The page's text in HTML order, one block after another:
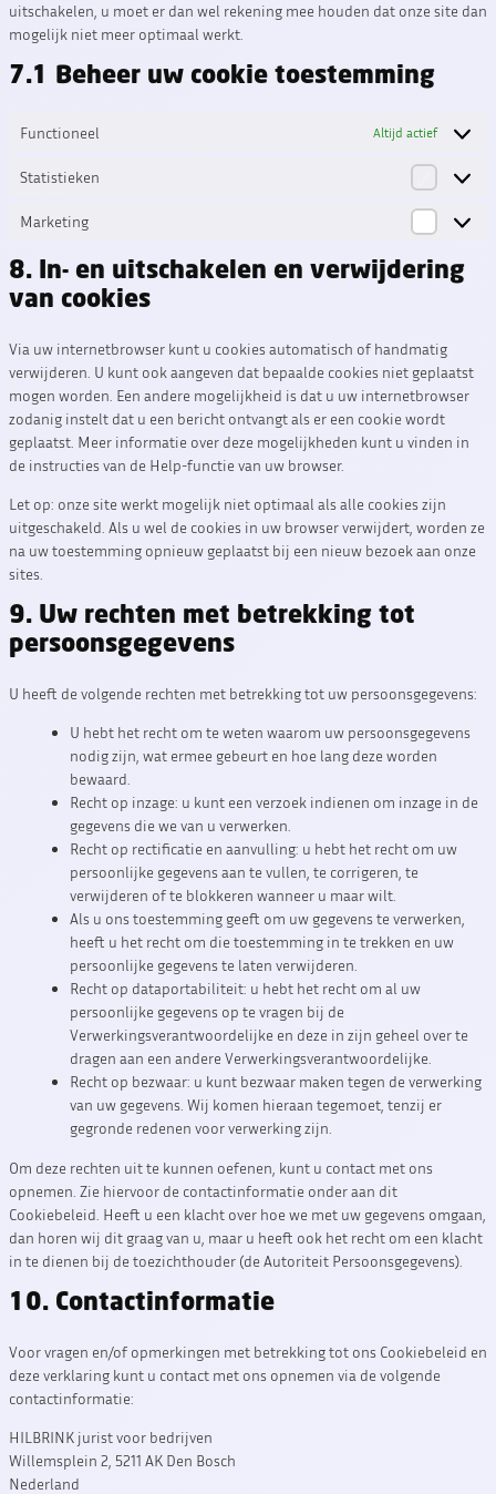
uitschakelen, u moet er dan wel rekening mee houden dat onze site dan
mogelijk niet meer optimaal werkt.
7.1 Beheer uw cookie toestemming
Functioneel Altijd actief
Statistieken
Marketing
8. In- en uitschakelen en verwijdering
van cookies
Via uw internetbrowser kunt u cookies automatisch of handmatig
verwijderen. U kunt ook aangeven dat bepaalde cookies niet geplaatst
mogen worden. Een andere mogelijkheid is dat u uw internetbrowser
zodanig instelt dat u een bericht ontvangt als er een cookie wordt
geplaatst. Meer informatie over deze mogelijkheden kunt u vinden in
de instructies van de Help-functie van uw browser.
Let op: onze site werkt mogelijk niet optimaal als alle cookies zijn
uitgeschakeld. Als u wel de cookies in uw browser verwijdert, worden ze
na uw toestemming opnieuw geplaatst bij een nieuw bezoek aan onze
sites.
9. Uw rechten met betrekking tot
persoonsgegevens
U heeft de volgende rechten met betrekking tot uw persoonsgegevens:
U hebt het recht om te weten waarom uw persoonsgegevens
nodig zijn, wat ermee gebeurt en hoe lang deze worden
bewaard.
Recht op inzage: u kunt een verzoek indienen om inzage in de
gegevens die we van u verwerken.
Recht op rectificatie en aanvulling: u hebt het recht om uw
persoonlijke gegevens aan te vullen, te corrigeren, te
verwijderen of te blokkeren wanneer u maar wilt.
Als u ons toestemming geeft om uw gegevens te verwerken,
heeft u het recht om die toestemming in te trekken en uw
persoonlijke gegevens te laten verwijderen.
Recht op dataportabiliteit: u hebt het recht om al uw
persoonlijke gegevens op te vragen bij de
Verwerkingsverantwoordelijke en deze in zijn geheel over te
dragen aan een andere Verwerkingsverantwoordelijke.
Recht op bezwaar: u kunt bezwaar maken tegen de verwerking
van uw gegevens. Wij komen hieraan tegemoet, tenzij er
gegronde redenen voor verwerking zijn.
Om deze rechten uit te kunnen oefenen, kunt u contact met ons
opnemen. Zie hiervoor de contactinformatie onder aan dit
Cookiebeleid. Heeft u een klacht over hoe we met uw gegevens omgaan,
dan horen wij dit graag van u, maar u heeft ook het recht om een klacht
in te dienen bij de toezichthouder (de Autoriteit Persoonsgegevens).
10. Contactinformatie
Voor vragen en/of opmerkingen met betrekking tot ons Cookiebeleid en
deze verklaring kunt u contact met ons opnemen via de volgende
contactinformatie:
HILBRINK jurist voor bedrijven
Willemsplein 2, 5211 AK Den Bosch
Nederland